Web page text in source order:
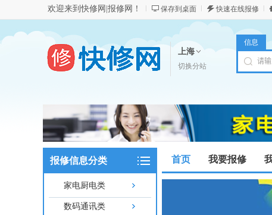
欢迎来到快修网|报修网！ 保存到桌面 快速在线报修
上海
切换分站
信息
报修信息分类
家电厨电类
数码通讯类
首页 我要报修